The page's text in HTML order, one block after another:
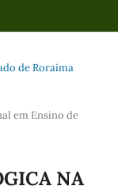
de Roraima
em Ensino de
NA